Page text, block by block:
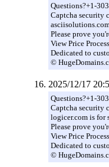
Questions?+1-
Captcha security
Please prove
View Price
Dedicated to
©
2025/12/17
Questions?+1-
Captcha security
logicer.com is for
Please prove
View Price
Dedicated to
©